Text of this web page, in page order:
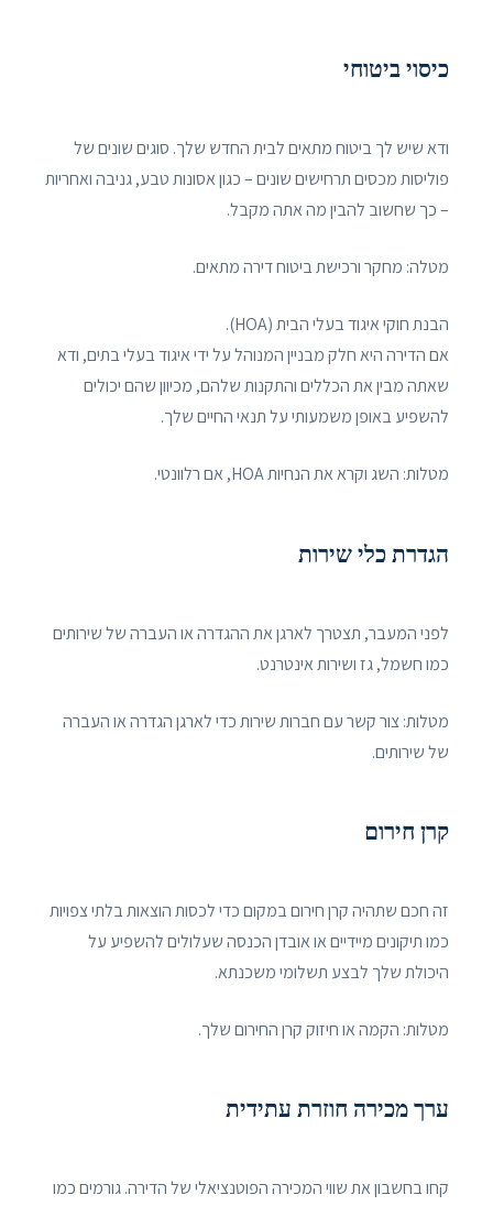
כיסוי ביטוחי
ודא שיש לך ביטוח מתאים לבית החדש שלך. סוגים שונים של
פוליסות מכסים תרחישים שונים – כגון אסונות טבע, גניבה ואחריות
– כך שחשוב להבין מה אתה מקבל.
מטלה: מחקר ורכישת ביטוח דירה מתאים.
הבנת חוקי איגוד בעלי הבית (HOA).
אם הדירה היא חלק מבניין המנוהל על ידי איגוד בעלי בתים, ודא
שאתה מבין את הכללים והתקנות שלהם, מכיוון שהם יכולים
להשפיע באופן משמעותי על תנאי החיים שלך.
מטלות: השג וקרא את הנחיות HOA, אם רלוונטי.
הגדרת כלי שירות
לפני המעבר, תצטרך לארגן את ההגדרה או העברה של שירותים
כמו חשמל, גז ושירות אינטרנט.
מטלות: צור קשר עם חברות שירות כדי לארגן הגדרה או העברה
של שירותים.
קרן חירום
זה חכם שתהיה קרן חירום במקום כדי לכסות הוצאות בלתי צפויות
כמו תיקונים מיידיים או אובדן הכנסה שעלולים להשפיע על
היכולת שלך לבצע תשלומי משכנתא.
מטלות: הקמה או חיזוק קרן החירום שלך.
ערך מכירה חוזרת עתידית
קחו בחשבון את שווי המכירה הפוטנציאלי של הדירה. גורמים כמו